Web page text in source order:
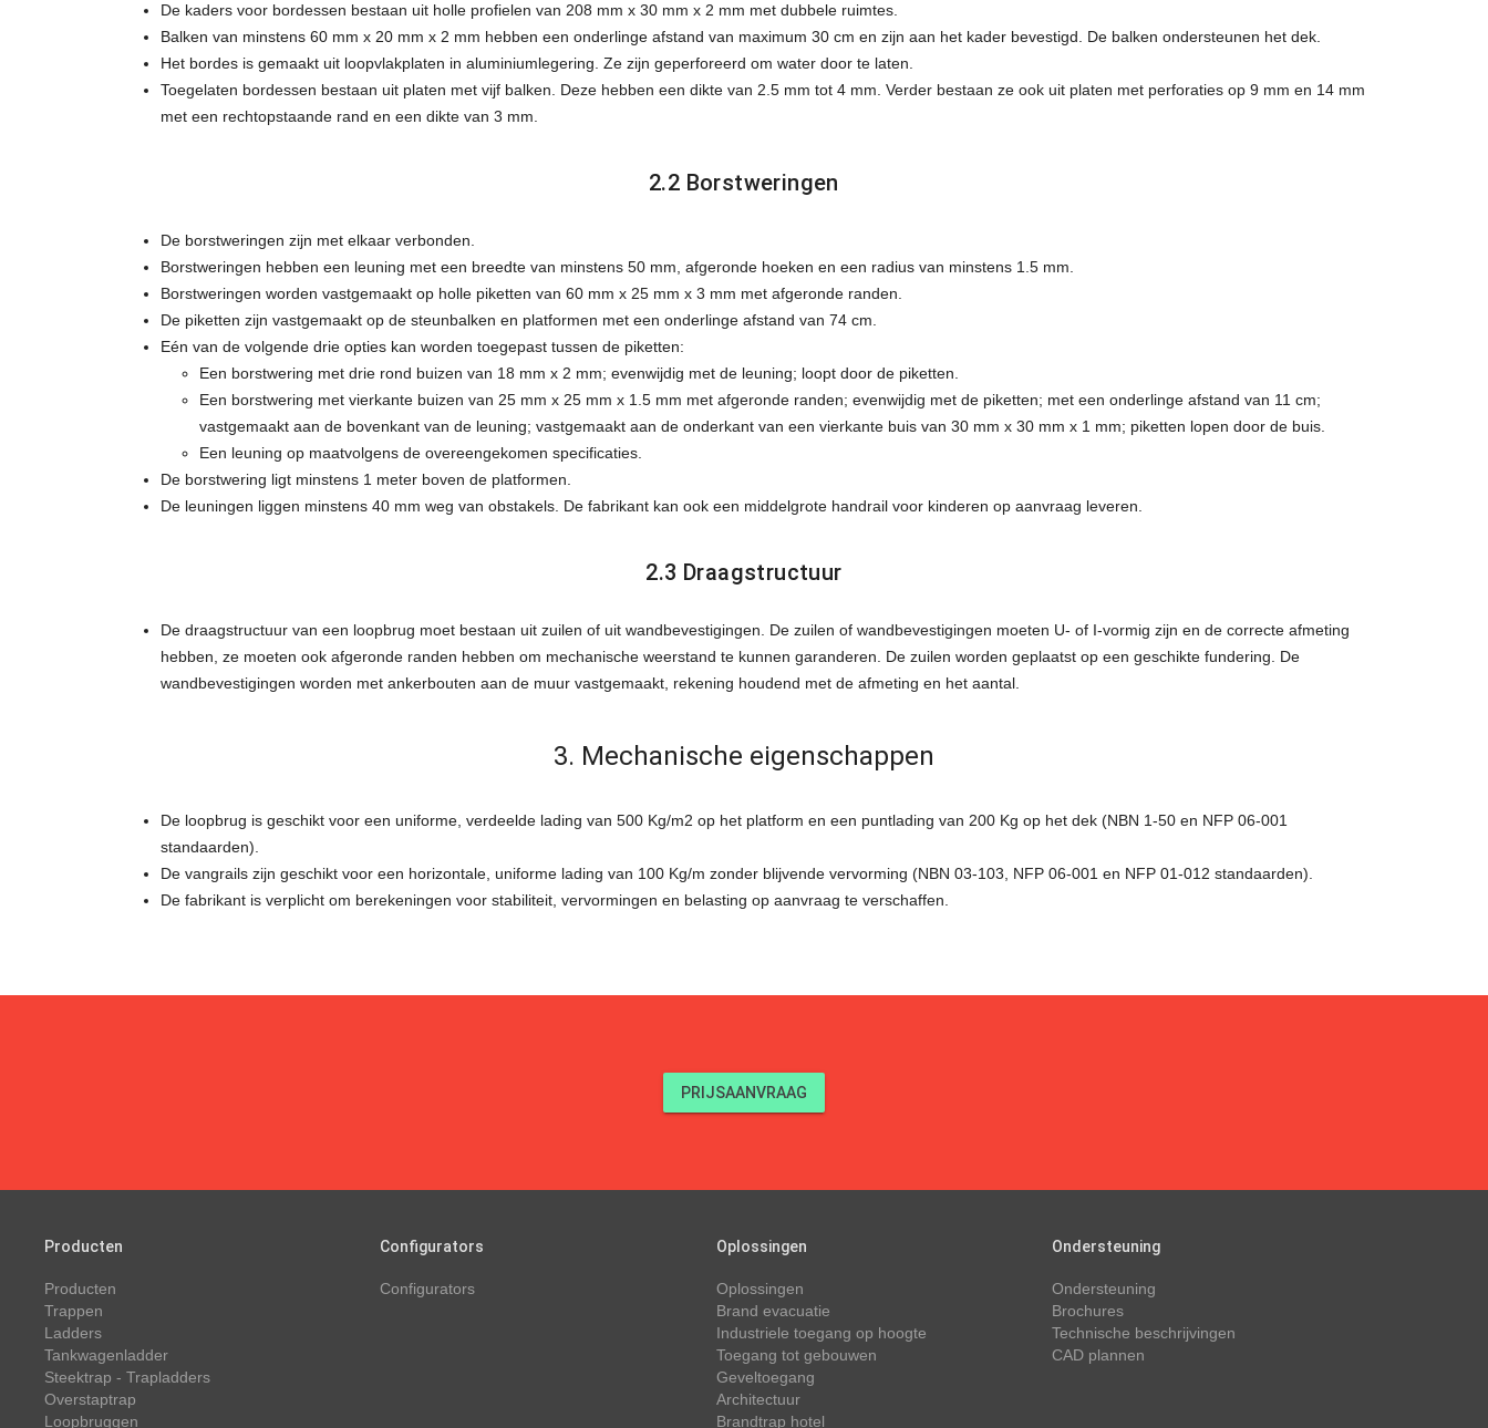
De kaders voor bordessen bestaan uit holle profielen van 208 mm x 30 mm x 2 mm met dubbele ruimtes.
Balken van minstens 60 mm x 20 mm x 2 mm hebben een onderlinge afstand van maximum 30 cm en zijn aan het kader bevestigd. De balken ondersteunen het dek.
Het bordes is gemaakt uit loopvlakplaten in aluminiumlegering. Ze zijn geperforeerd om water door te laten.
Toegelaten bordessen bestaan uit platen met vijf balken. Deze hebben een dikte van 2.5 mm tot 4 mm. Verder bestaan ze ook uit platen met perforaties op 9 mm en 14 mm
met een rechtopstaande rand en een dikte van 3 mm.
2.2 Borstweringen
De borstweringen zijn met elkaar verbonden.
Borstweringen hebben een leuning met een breedte van minstens 50 mm, afgeronde hoeken en een radius van minstens 1.5 mm.
Borstweringen worden vastgemaakt op holle piketten van 60 mm x 25 mm x 3 mm met afgeronde randen.
De piketten zijn vastgemaakt op de steunbalken en platformen met een onderlinge afstand van 74 cm.
Eén van de volgende drie opties kan worden toegepast tussen de piketten:
Een borstwering met drie rond buizen van 18 mm x 2 mm; evenwijdig met de leuning; loopt door de piketten.
Een borstwering met vierkante buizen van 25 mm x 25 mm x 1.5 mm met afgeronde randen; evenwijdig met de piketten; met een onderlinge afstand van 11 cm;
vastgemaakt aan de bovenkant van de leuning; vastgemaakt aan de onderkant van een vierkante buis van 30 mm x 30 mm x 1 mm; piketten lopen door de buis.
Een leuning op maatvolgens de overeengekomen specificaties.
De borstwering ligt minstens 1 meter boven de platformen.
De leuningen liggen minstens 40 mm weg van obstakels. De fabrikant kan ook een middelgrote handrail voor kinderen op aanvraag leveren.
2.3 Draagstructuur
De draagstructuur van een loopbrug moet bestaan uit zuilen of uit wandbevestigingen. De zuilen of wandbevestigingen moeten U- of I-vormig zijn en de correcte afmeting
hebben, ze moeten ook afgeronde randen hebben om mechanische weerstand te kunnen garanderen. De zuilen worden geplaatst op een geschikte fundering. De
wandbevestigingen worden met ankerbouten aan de muur vastgemaakt, rekening houdend met de afmeting en het aantal.
3. Mechanische eigenschappen
De loopbrug is geschikt voor een uniforme, verdeelde lading van 500 Kg/m2 op het platform en een puntlading van 200 Kg op het dek (NBN 1-50 en NFP 06-001
standaarden).
De vangrails zijn geschikt voor een horizontale, uniforme lading van 100 Kg/m zonder blijvende vervorming (NBN 03-103, NFP 06-001 en NFP 01-012 standaarden).
De fabrikant is verplicht om berekeningen voor stabiliteit, vervormingen en belasting op aanvraag te verschaffen.
PRIJSAANVRAAG
Producten
Producten
Trappen
Ladders
Tankwagenladder
Steektrap - Trapladders
Overstaptrap
Loopbruggen
Configurators
Configurators
Oplossingen
Oplossingen
Brand evacuatie
Industriele toegang op hoogte
Toegang tot gebouwen
Geveltoegang
Architectuur
Brandtrap hotel
Ondersteuning
Ondersteuning
Brochures
Technische beschrijvingen
CAD plannen